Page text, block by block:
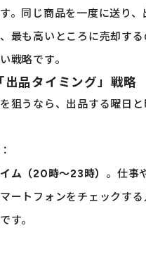
。同じ商品を一度に送り、
最も高いところに売却する
戦略です。
出品タイミング」戦略
狙うなら、出品する曜日と
：
ム（20時～23時） 。仕事
ートフォンをチェックする
す。